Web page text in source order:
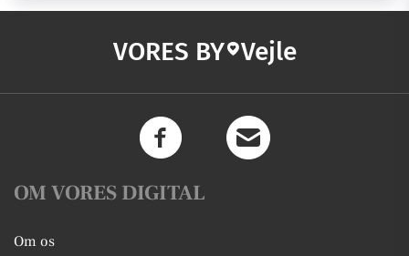
VORES BY Vejle
OM VORES DIGITAL
Om os